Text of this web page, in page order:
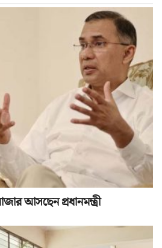
আসছেন প্রধানমন্ত্রী